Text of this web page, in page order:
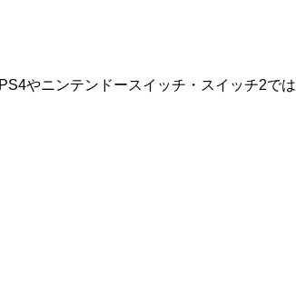
やニンテンドースイッチ・スイッチ2では